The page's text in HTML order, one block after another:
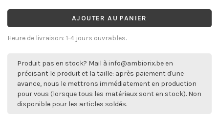
AJOUTER AU PANIER
Heure de livraison: 1-4 jours ouvrables.
Produit pas en stock? Mail à info@ambiorix.be en
précisant le produit et la taille: après paiement d'une
avance, nous le mettrons immédiatement en production
pour vous (lorsque tous les matériaux sont en stock). Non
disponible pour les articles soldés.